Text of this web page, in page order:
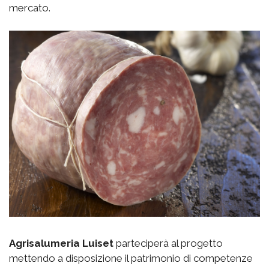
mercato.
Agrisalumeria Luiset parteciperà al progetto
mettendo a disposizione il patrimonio di competenze